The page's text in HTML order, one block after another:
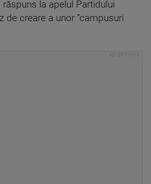
la apelul Partidului
de creare a unor ”campusuri